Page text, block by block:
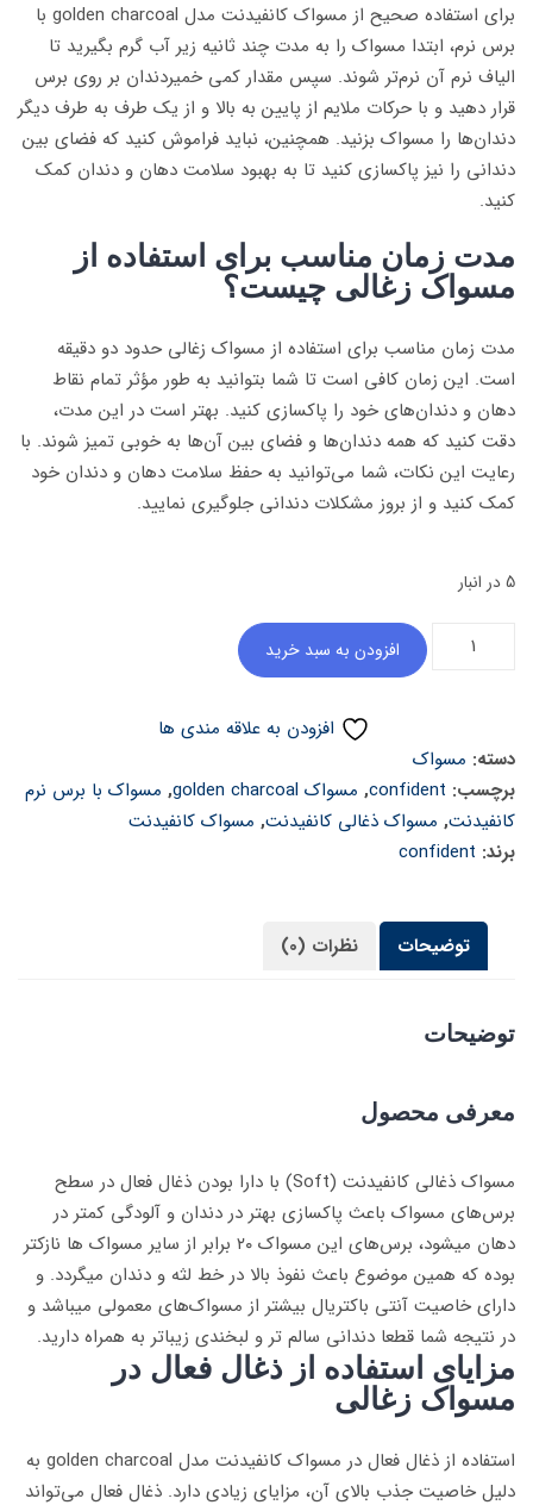
برای استفاده صحیح از مسواک کانفیدنت مدل golden charcoal با
برس نرم، ابتدا مسواک را به مدت چند ثانیه زیر آب گرم بگیرید تا
الیاف نرم آن نرم‌تر شوند. سپس مقدار کمی خمیردندان بر روی برس
قرار دهید و با حرکات ملایم از پایین به بالا و از یک طرف به طرف دیگر
دندان‌ها را مسواک بزنید. همچنین، نباید فراموش کنید که فضای بین
دندانی را نیز پاکسازی کنید تا به بهبود سلامت دهان و دندان کمک
کنید.
مدت زمان مناسب برای استفاده از
مسواک زغالی چیست؟
مدت زمان مناسب برای استفاده از مسواک زغالی حدود دو دقیقه
است. این زمان کافی است تا شما بتوانید به طور مؤثر تمام نقاط
دهان و دندان‌های خود را پاکسازی کنید. بهتر است در این مدت،
دقت کنید که همه دندان‌ها و فضای بین آن‌ها به خوبی تمیز شوند. با
رعایت این نکات، شما می‌توانید به حفظ سلامت دهان و دندان خود
کمک کنید و از بروز مشکلات دندانی جلوگیری نمایید.
5 در انبار
مسواک
عدد
افزودن به سبد خرید
افزودن به علاقه مندی ها
دسته: مسواک
برچسب: confident
, مسواک golden charcoal , مسواک با برس نرم
کانفیدنت, مسواک ذغالی کانفیدنت, مسواک کانفیدنت
برند: confident
توضیحات نظرات (0)
توضیحات
معرفی محصول
مسواک ذغالی کانفیدنت (Soft) با دارا بودن ذغال فعال در سطح
برس‌های مسواک باعث پاکسازی بهتر در دندان و آلودگی کمتر در
دهان می‎شود، برس‌های این مسواک ۲۰ برابر از سایر مسواک ها نازکتر
بوده که همین موضوع باعث نفوذ بالا در خط لثه و دندان می‏‎گردد. و
دارای خاصیت آنتی باکتریال بیشتر از مسواک‌های معمولی میباشد و
در نتیجه شما قطعا دندانی سالم تر و لبخندی زیباتر به همراه دارید.
مزایای استفاده از ذغال فعال در
مسواک زغالی
استفاده از ذغال فعال در مسواک کانفیدنت مدل golden charcoal به
دلیل خاصیت جذب بالای آن، مزایای زیادی دارد. ذغال فعال می‌تواند